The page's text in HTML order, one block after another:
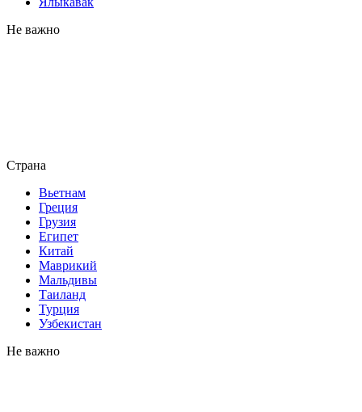
Не важно
Страна
Вьетнам
Греция
Грузия
Египет
Китай
Маврикий
Мальдивы
Таиланд
Турция
Узбекистан
Не важно